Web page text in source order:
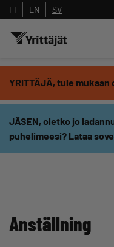
FI EN SV
YRITTÄJÄ, tule
JÄSEN, oletko jo
puhelimeesi? Lataa
Anställning
Sök nyheter,